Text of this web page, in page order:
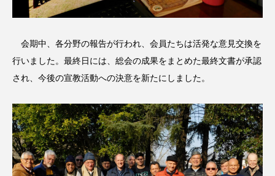
会期中、各分野の報告が行われ、会員たちは活発な意見交換を
行いました。最終日には、総会の成果をまとめた最終文書が承認
され、今後の宣教活動への決意を新たにしました。